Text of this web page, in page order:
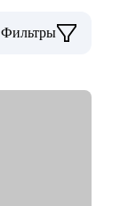
Фильтры